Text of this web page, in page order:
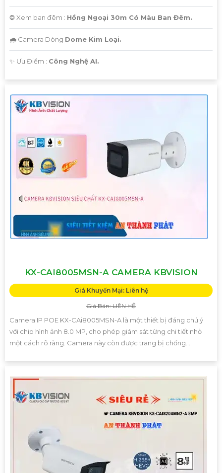
❂ Xem ban đêm : Hồng Ngoại 30m Có Màu Ban Đêm.
🌧️ Camera Dòng Dome Kim Loại.
️✨ Ưu Điểm : Công Nghệ AI.
KX-CAI8005MSN-A CAMERA KBVISION
Giá Khuyến Mại: Liên hệ
Giá Bán: LIÊN HỆ
Camera IP POE KX-CAi8005MSN-A là một thiết bị đáng chú ý
với chip hình ảnh 8.0 MP, cho phép giám sát từng chi tiết nhỏ
một cách rõ ràng. Camera này còn được trang bị chống...